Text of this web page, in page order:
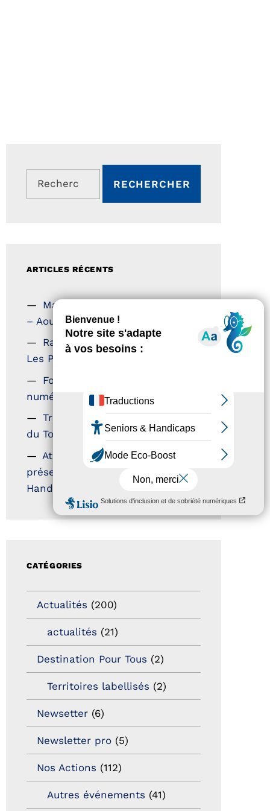
Rechercher :
ARTICLES RÉCENTS
Magazine Tourisme Accessible
– Aout 2026
Rallye Aicha des Gazelles –
Les Petillantes
Formation Communication
numérique
Trophées Horizons – Acteurs
du Tourisme Durable
Atout France – flyer
présentation label Tourisme &
Handicap
CATÉGORIES
Actualités (200)
actualités (21)
Destination Pour Tous (2)
Territoires labellisés (2)
Newsetter (6)
Newsletter pro (5)
Nos Actions (112)
Autres événements (41)